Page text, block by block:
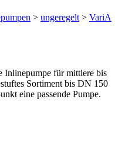
> ungeregelt > VariA
Inlinepumpe für mittlere bis
Sortiment bis DN 150
eine passende Pumpe.